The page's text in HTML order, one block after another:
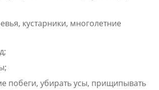
кустарники, многолетние
побеги, убирать усы, прищипывать